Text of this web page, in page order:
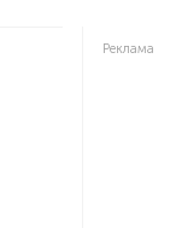
Реклама